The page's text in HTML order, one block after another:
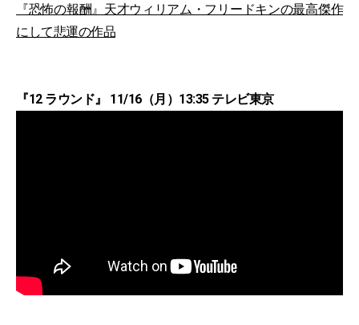
『恐怖の報酬』天才ウィリアム・フリードキンの最高傑作
にして悲運の作品
『12 ラウンド』 11/16（月）13:35 テレビ東京